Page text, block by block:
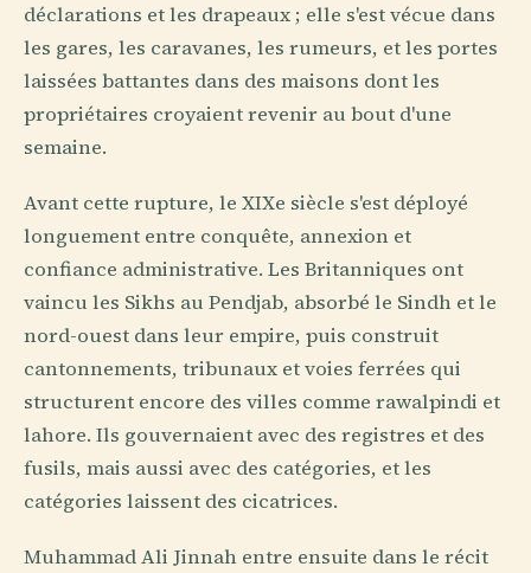
déclarations et les drapeaux ; elle s'est vécue dans
les gares, les caravanes, les rumeurs, et les portes
laissées battantes dans des maisons dont les
propriétaires croyaient revenir au bout d'une
semaine.
Avant cette rupture, le XIXe siècle s'est déployé
longuement entre conquête, annexion et
confiance administrative. Les Britanniques ont
vaincu les Sikhs au Pendjab, absorbé le Sindh et le
nord-ouest dans leur empire, puis construit
cantonnements, tribunaux et voies ferrées qui
structurent encore des villes comme rawalpindi et
lahore. Ils gouvernaient avec des registres et des
fusils, mais aussi avec des catégories, et les
catégories laissent des cicatrices.
Muhammad Ali Jinnah entre ensuite dans le récit